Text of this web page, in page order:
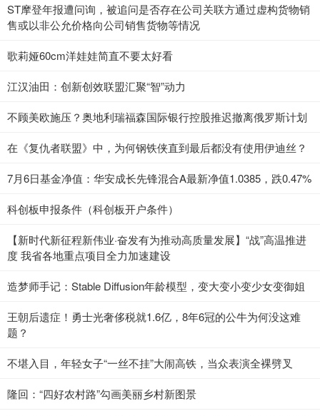
ST摩登年报遭问询，被追问是否存在公司关联方通过虚构货物销
售或以非公允价格向公司销售货物等情况
歌莉娅60cm洋娃娃简直不要太好看
江汉油田：创新创效联盟汇聚“智”动力
不顾美欧施压？奥地利瑞福森国际银行控股推迟撤离俄罗斯计划
在《复仇者联盟》中，为何钢铁侠直到最后都没有使用伊迪丝？
7月6日基金净值：华安成长先锋混合A最新净值1.0385，跌0.47%
科创板申报条件（科创板开户条件）
【新时代新征程新伟业·奋发有为推动高质量发展】“战”高温推进
度 我省各地重点项目全力加速建设
造梦师手记：Stable Diffusion年龄模型，变大变小变少女变御姐
王朝后遗症！勇士光奢侈税就1.6亿，8年6冠的公牛为何没这难
题？
不堪入目，年轻女子“一丝不挂”大闹高铁，当众表演全裸劈叉
隆回：“四好农村路”勾画美丽乡村新图景